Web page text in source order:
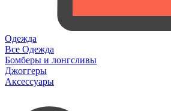
Одежда
Все Одежда
Бомберы и лонгсливы
Джоггеры
Аксессуары